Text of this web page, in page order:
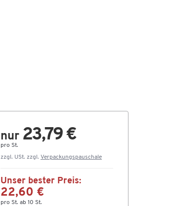
nur 23,79 €
pro St.
zzgl. USt. zzgl. Verpackungspauschale
Unser bester Preis:
22,60 €
pro St. ab 10 St.